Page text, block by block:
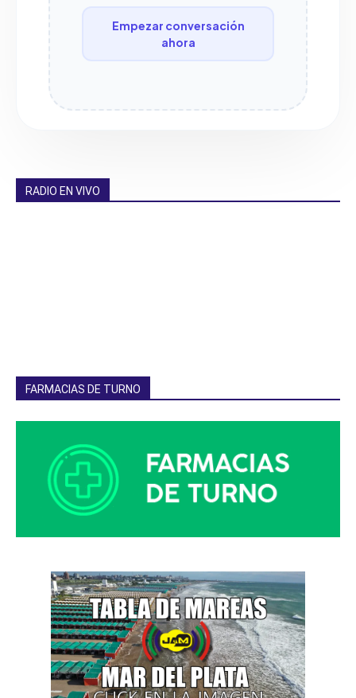
Empezar conversación
ahora
RADIO EN VIVO
FARMACIAS DE TURNO